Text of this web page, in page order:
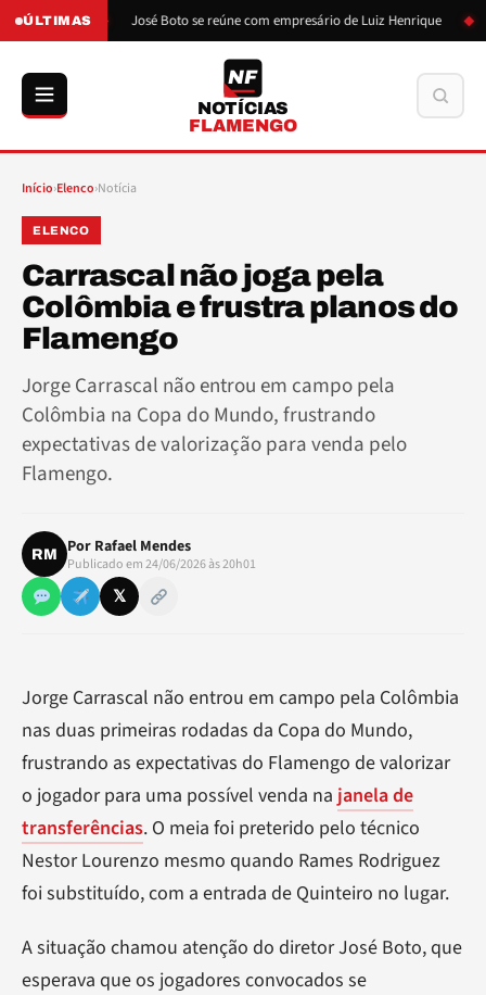
ÚLTIMAS
Boto José Boto se reúne com empresário de Luiz Henrique
NF
NOTÍCIAS
FLAMENGO
Início›Elenco›Notícia
ELENCO
Carrascal não joga pela
Colômbia e frustra planos do
Flamengo
Jorge Carrascal não entrou em campo pela
Colômbia na Copa do Mundo, frustrando
expectativas de valorização para venda pelo
Flamengo.
RM Por Rafael Mendes
Publicado em 24/06/2026 às 20h01
𝕏
Jorge Carrascal não entrou em campo pela Colômbia
nas duas primeiras rodadas da Copa do Mundo,
frustrando as expectativas do Flamengo de valorizar
o jogador para uma possível venda na janela de
transferências. O meia foi preterido pelo técnico
Nestor Lourenzo mesmo quando Rames Rodriguez
foi substituído, com a entrada de Quinteiro no lugar.
A situação chamou atenção do diretor José Boto, que
esperava que os jogadores convocados se